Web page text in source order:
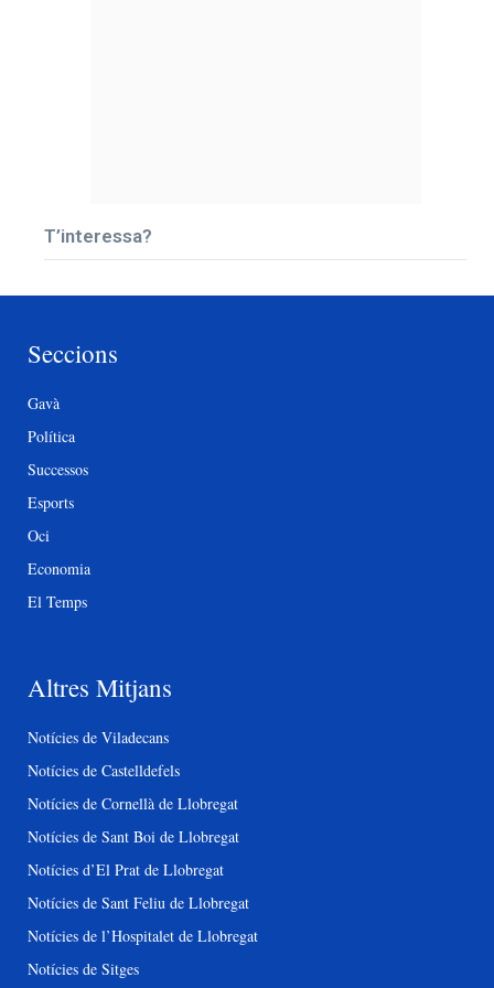
T’interessa?
Seccions
Gavà
Política
Successos
Esports
Oci
Economia
El Temps
Altres Mitjans
Notícies de Viladecans
Notícies de Castelldefels
Notícies de Cornellà de Llobregat
Notícies de Sant Boi de Llobregat
Notícies d’El Prat de Llobregat
Notícies de Sant Feliu de Llobregat
Notícies de l’Hospitalet de Llobregat
Notícies de Sitges